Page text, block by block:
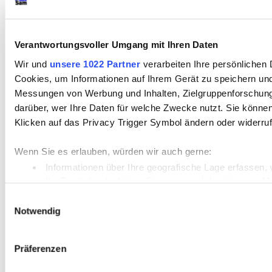
Verantwortungsvoller Umgang mit Ihren Daten
Wir und unsere 1022 Partnerverarbeiten Ihre persönlichen
Cookies, um Informationen auf Ihrem Gerät zu speichern
Messungen von Werbung und Inhalten,
darüber, wer Ihre Daten für welche Zwecke nutzt. Sie
Klicken auf das Privacy Trigger Symbol ändern oder
Wenn Sie es erlauben, würden wir auch gerne:
Informationen über Ihre geografische Lage
Ihr Gerät durch aktives Scannen nach bestimmten
Einzelheiten
Zugriffe auf unsere Website zu analysieren. Außerdem
Notwendig
Präferenzen